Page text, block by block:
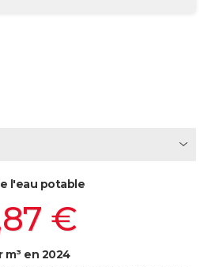
l'eau potable
€
m³ en 2024